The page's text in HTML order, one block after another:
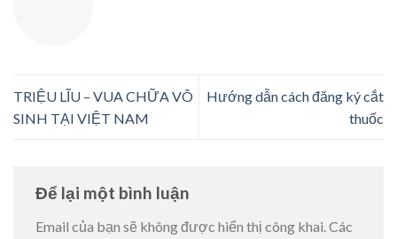
TRIỆU LĨU – VUA CHỮA VÔ
SINH TẠI VIỆT NAM
Hướng dẫn cách đăng ký cắt
thuốc
Để lại một bình luận
Email của bạn sẽ không được hiển thị công khai.Các